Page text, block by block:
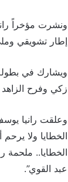
ونشرت مؤخراً
إطار تشويقي
ويشارك في
زكي وفرح
وعلقت رانيا
الخطايا ولا
عبد القوي”.